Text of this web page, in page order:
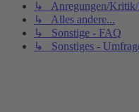
↳ Anregungen/Kritik/
↳ Alles andere...
↳ Sonstige - FAQ
↳ Sonstiges -